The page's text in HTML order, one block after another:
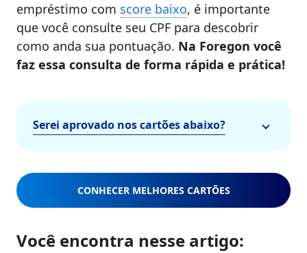
empréstimo com score baixo, é importante
que você consulte seu CPF para descobrir
como anda sua pontuação. Na Foregon você
faz essa consulta de forma rápida e prática!
Serei aprovado nos cartões abaixo?
CONHECER MELHORES CARTÕES
Você encontra nesse artigo: